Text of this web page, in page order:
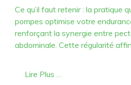
Ce qu’il faut retenir : la pratique
pompes optimise votre
renforçant la synergie entre
abdominale. Cette régularité
Lire Plus …